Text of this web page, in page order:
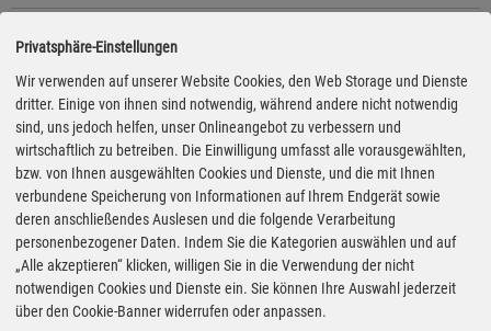
1.959€
gestern 16:10 Uhr
Deggendorfer Straße 48, 94491 Hengersberg
geöffnet bis 20:00 Uhr
Entfernung: ca. 6.5 km* Route planen
1.959€
gestern 13:20 Uhr
ENI
Hauptstr. 19, 94571 Schaufling
ganztägig geöffnet
Entfernung: ca. 13.2 km* Route planen
1.969€
gestern 13:15 Uhr
Tank Plus
Plattlinger Straße 50, 94486 Osterhofen
geöffnet bis 22:00 Uhr
Privatsphäre-Einstellungen
Wir verwenden auf unserer Website Cookies, den Web Storage und Dienste
dritter. Einige von ihnen sind notwendig, während andere nicht notwendig
sind, uns jedoch helfen, unser Onlineangebot zu verbessern und
wirtschaftlich zu betreiben. Die Einwilligung umfasst alle vorausgewählten,
bzw. von Ihnen ausgewählten Cookies und Dienste, und die mit Ihnen
verbundene Speicherung von Informationen auf Ihrem Endgerät sowie
deren anschließendes Auslesen und die folgende Verarbeitung
personenbezogener Daten. Indem Sie die Kategorien auswählen und auf
„Alle akzeptieren“ klicken, willigen Sie in die Verwendung der nicht
notwendigen Cookies und Dienste ein. Sie können Ihre Auswahl jederzeit
über den Cookie-Banner widerrufen oder anpassen.